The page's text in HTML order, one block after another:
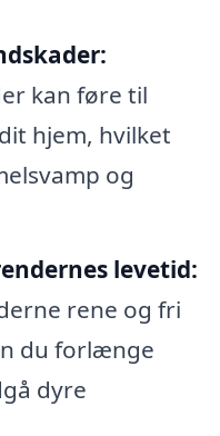
kan føre til
hjem, hvilket
og
levetid:
rene og fri
du forlænge
dyre